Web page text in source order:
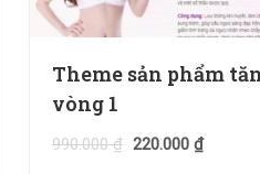
Theme sản phẩm
vòng 1
990.000₫ 220.000 ₫